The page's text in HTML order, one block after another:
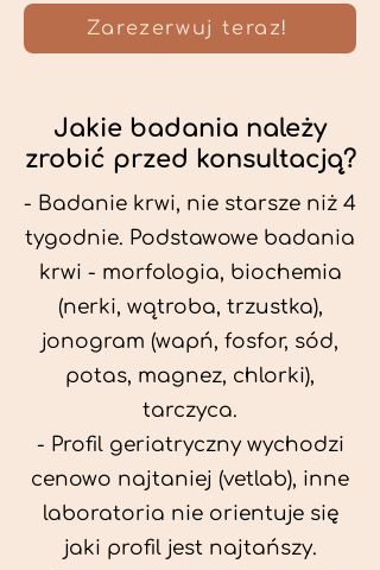
Zarezerwuj teraz!
Jakie badania należy
zrobić przed konsultacją?
- Badanie krwi, nie starsze niż 4
tygodnie. Podstawowe badania
krwi - morfologia, biochemia
(nerki, wątroba, trzustka),
jonogram (wapń, fosfor, sód,
potas, magnez, chlorki),
tarczyca.
- Profil geriatryczny wychodzi
cenowo najtaniej (vetlab), inne
laboratoria nie orientuje się
jaki profil jest najtańszy.